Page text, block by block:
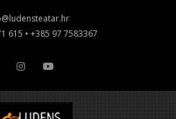
615 • +385 97 7583367